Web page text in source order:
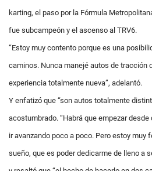
karting, el paso por la Fórmula
fue subcampeón y el ascenso al TRV6.
“Estoy muy contento porque es una
caminos. Nunca manejé autos de tracción
experiencia totalmente nueva”, adelantó.
Y enfatizó que “son autos totalmente
acostumbrado. “Habrá que empezar
ir avanzando poco a poco. Pero estoy muy
sueño, que es poder dedicarme de lleno a